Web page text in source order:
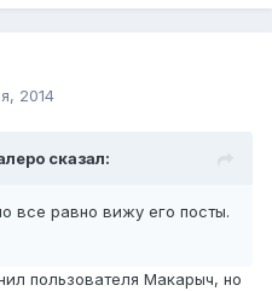
2014
сказал:
все равно вижу его посты.
пользователя Макарыч, но